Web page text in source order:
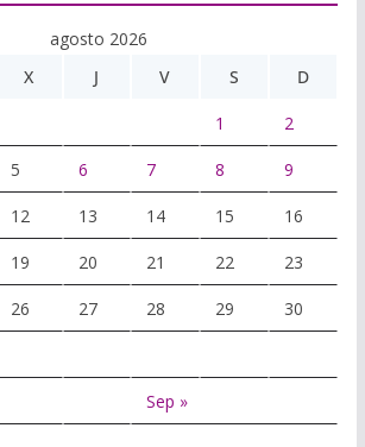
agosto 2026
X J V S D
1 2
5 6 7 8 9
12 13 14 15 16
19 20 21 22 23
26 27 28 29 30
Sep »